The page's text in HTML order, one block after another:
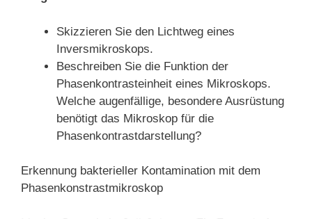
Skizzieren Sie den Lichtweg eines
Inversmikroskops.
Beschreiben Sie die Funktion der
Phasenkontrasteinheit eines Mikroskops.
Welche augenfällige, besondere Ausrüstung
benötigt das Mikroskop für die
Phasenkontrastdarstellung?
Erkennung bakterieller Kontamination mit dem
Phasenkonstrastmikroskop